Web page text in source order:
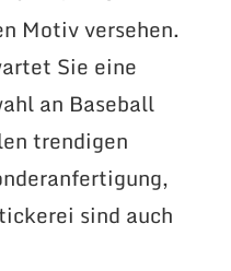
Motiv versehen.
Sie eine
an Baseball
trendigen
sind auch